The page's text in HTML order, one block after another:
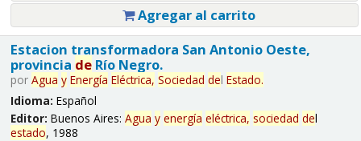
Agregar al carrito
Estacion transformadora San Antonio Oeste,
provincia deRío Negro.
por Agua y Energía Eléctrica, Sociedad del Estado.
Idioma: Español
Editor: Buenos Aires: Agua y energía eléctrica, sociedad del
estado, 1988